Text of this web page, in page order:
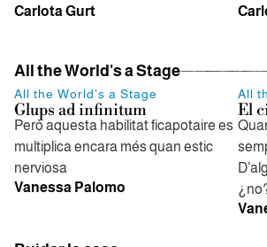
Carlota Gurt
All the World's a Stage
All the World's a Stage
Glups ad infinitum
Però aquesta habilitat ficapotaire es
multiplica encara més quan estic
nerviosa
Vanessa Palomo
All
El